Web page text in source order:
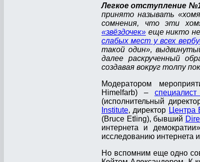
Легкое отступление
принято называть
сомнения, что эти
«звёздочек» еще никто
слабых мест у всех
такой один»,
далее раскрученный
создавая вокруг толпу
Модератором
Himelfarb) –
(исполнительный
Institute, директор Центра
(Bruce Etling), бывший
интернета и
исследованию интернета
Но вспомним еще одно